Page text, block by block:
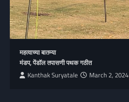
महत्वाच्या बातम्या
मंडप, पेंडॉल तपासणी पथक गठीत
Kanthak Suryatale March 2, 2024